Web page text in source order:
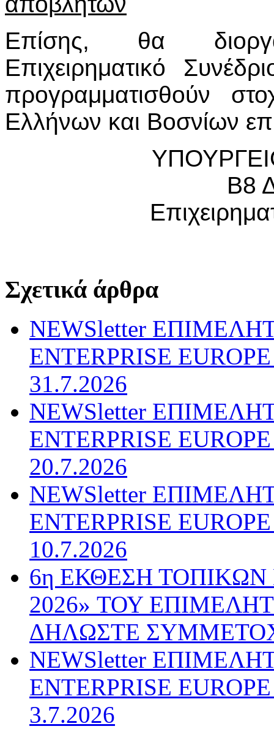
Επίσης, θα
Επιχειρηματικό
προγραμματισθούν
Ελλήνων και Βοσνίων
Β8
Σχετικά άρθρα
NEWSletter
ENTERPRISE
31.7.2026
NEWSletter
ENTERPRISE
20.7.2026
NEWSletter
ENTERPRISE
10.7.2026
6η ΕΚΘΕΣΗ ΤΟΠΙΚΩΝ
2026» ΤΟΥ
ΔΗΛΩΣΤΕ
NEWSletter
ENTERPRISE
3.7.2026